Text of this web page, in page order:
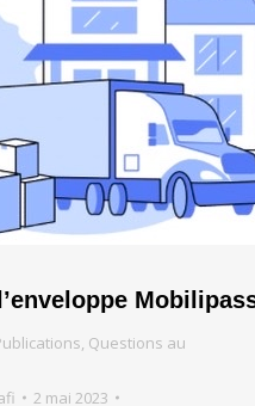
, Questions au
2 mai 2023